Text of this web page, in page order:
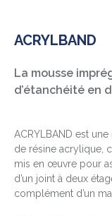
ACRYLBAND
La mousse
d’étanchéité en
ACRYLBAND est
de résine acrylique,
mis en œuvre pour
d’un joint à deux
complément d’un